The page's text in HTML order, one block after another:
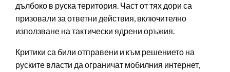
дълбоко в руска територия. Част от тях дори са
призовали за ответни действия, включително
използване на тактически ядрени оръжия.
Критики са били отправени и към решението на
руските власти да ограничат мобилния интернет,